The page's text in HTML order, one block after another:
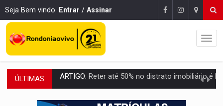
Seja Bem vindo. Entrar / Assinar
ÚLTIMAS DO HOSPITAL AO CAMPO: Veja as mais de 200 ações de Marcos
EXPANSÃO:Grupo Nova Era amplia presença em PVH e transforma Aramix